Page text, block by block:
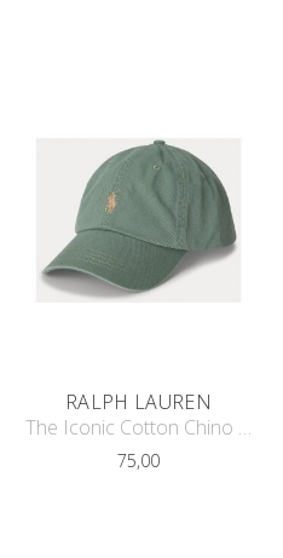
RALPH LAUREN
The Iconic Cotton Chino Cap
75,00